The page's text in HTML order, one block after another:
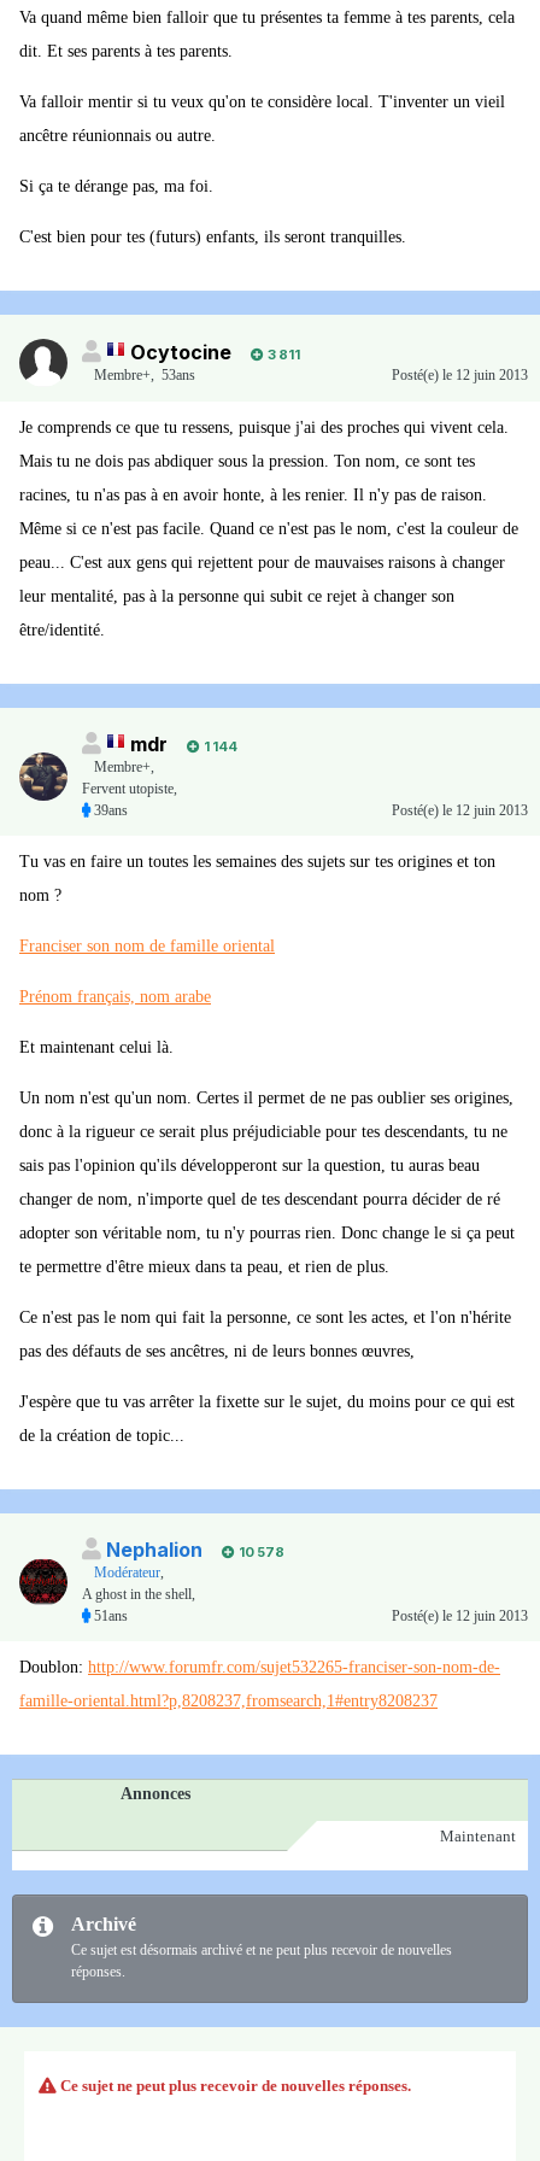
Va quand même bien falloir que tu présentes ta femme à tes parents, cela
dit. Et ses parents à tes parents.
Va falloir mentir si tu veux qu'on te considère local. T'inventer un vieil
ancêtre réunionnais ou autre.
Si ça te dérange pas, ma foi.
C'est bien pour tes (futurs) enfants, ils seront tranquilles.
Ocytocine
3 811
Membre+, 53ans Posté(e) le 12 juin 2013
Je comprends ce que tu ressens, puisque j'ai des proches qui vivent cela.
Mais tu ne dois pas abdiquer sous la pression. Ton nom, ce sont tes
racines, tu n'as pas à en avoir honte, à les renier. Il n'y pas de raison.
Même si ce n'est pas facile. Quand ce n'est pas le nom, c'est la couleur de
peau... C'est aux gens qui rejettent pour de mauvaises raisons à changer
leur mentalité, pas à la personne qui subit ce rejet à changer son
être/identité.
mdr
1 144
Membre+,
Fervent utopiste,
39ans
Posté(e) le 12 juin 2013
Tu vas en faire un toutes les semaines des sujets sur tes origines et ton
nom ?
Franciser son nom de famille oriental
Prénom français, nom arabe
Et maintenant celui là.
Un nom n'est qu'un nom. Certes il permet de ne pas oublier ses origines,
donc à la rigueur ce serait plus préjudiciable pour tes descendants, tu ne
sais pas l'opinion qu'ils développeront sur la question, tu auras beau
changer de nom, n'importe quel de tes descendant pourra décider de ré
adopter son véritable nom, tu n'y pourras rien. Donc change le si ça peut
te permettre d'être mieux dans ta peau, et rien de plus.
Ce n'est pas le nom qui fait la personne, ce sont les actes, et l'on n'hérite
pas des défauts de ses ancêtres, ni de leurs bonnes œuvres,
J'espère que tu vas arrêter la fixette sur le sujet, du moins pour ce qui est
de la création de topic...
Nephalion
10 578
Modérateur,
A ghost in the shell,
51ans
Posté(e) le 12 juin 2013
Doublon: http://www.forumfr.com/sujet532265-franciser-son-nom-de-
famille-oriental.html?p,8208237,fromsearch,1#entry8208237
Annonces
Maintenant
Archivé
Ce sujet est désormais archivé et ne peut plus recevoir de nouvelles
réponses.
Ce sujet ne peut plus recevoir de nouvelles réponses.